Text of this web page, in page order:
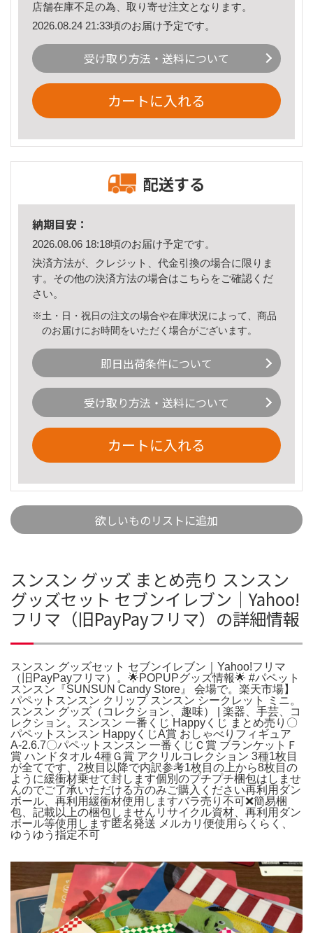
店舗在庫不足の為、取り寄せ注文となります。
2026.08.24 21:33頃のお届け予定です。
受け取り方法・送料について
カートに入れる
配送する
納期目安：
2026.08.06 18:18頃のお届け予定です。
決済方法が、クレジット、代金引換の場合に限りま
す。その他の決済方法の場合はこちら をご確認くだ
さい。
※土・日・祝日の注文の場合や在庫状況によって、商品
のお届けにお時間をいただく場合がございます。
即日出荷条件について
受け取り方法・送料について
カートに入れる
欲しいものリストに追加
スンスン グッズ まとめ売り スンスン
グッズセット セブンイレブン｜Yahoo!
フリマ（旧PayPayフリマ）の詳細情報
スンスン グッズセット セブンイレブン｜Yahoo!フリマ
（旧PayPayフリマ）。🌟POPUPグッズ情報🌟 #パペット
スンスン『SUNSUN Candy Store』 会場で。楽天市場】
パペットスンスン クリップ スンスン シークレット ミニ。
スンスン グッズ（コレクション、趣味） | 楽器、手芸、コ
レクション。スンスン 一番くじ Happyくじ まとめ売り〇
パペットスンスン HappyくじA賞 おしゃべりフィギュア
A-2.6.7〇パペットスンスン 一番くじＣ賞 ブランケットＦ
賞 ハンドタオル 4種Ｇ賞 アクリルコレクション 3種1枚目
が全てです、2枚目以降で内訳参考1枚目の上から8枚目の
ように緩衝材乗せて封します個別のプチプチ梱包はしませ
んのでご了承いただける方のみご購入ください再利用ダン
ボール、再利用緩衝材使用しますバラ売り不可❌簡易梱
包、記載以上の梱包しませんリサイクル資材、再利用ダン
ボール等使用します匿名発送 メルカリ便使用らくらく、
ゆうゆう指定不可